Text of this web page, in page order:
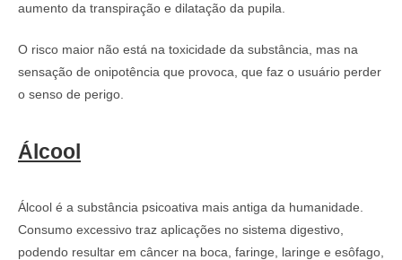
aumento da transpiração e dilatação da pupila.
O risco maior não está na toxicidade da substância, mas na
sensação de onipotência que provoca, que faz o usuário perder
o senso de perigo.
Álcool
Álcool é a substância psicoativa mais antiga da humanidade.
Consumo excessivo traz aplicações no sistema digestivo,
podendo resultar em câncer na boca, faringe, laringe e esôfago,